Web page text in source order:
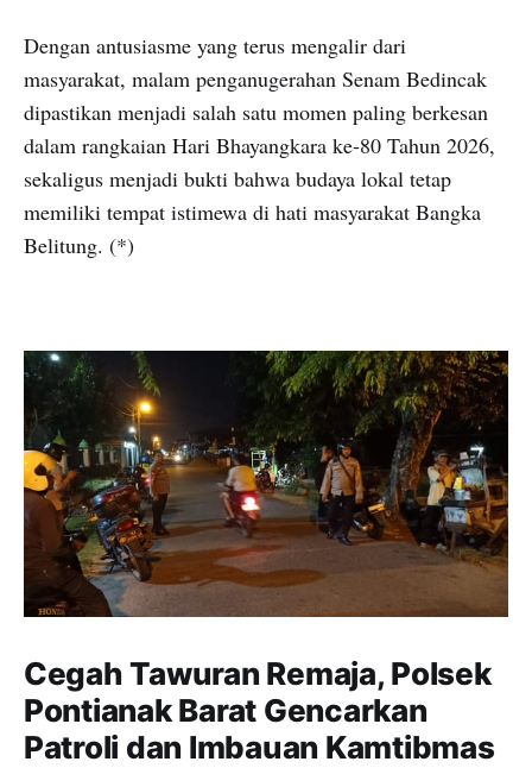
Dengan antusiasme yang terus mengalir dari
masyarakat, malam penganugerahan Senam Bedincak
dipastikan menjadi salah satu momen paling berkesan
dalam rangkaian Hari Bhayangkara ke-80 Tahun 2026,
sekaligus menjadi bukti bahwa budaya lokal tetap
memiliki tempat istimewa di hati masyarakat Bangka
Belitung. (*)
Cegah Tawuran Remaja, Polsek
Pontianak Barat Gencarkan
Patroli dan Imbauan Kamtibmas